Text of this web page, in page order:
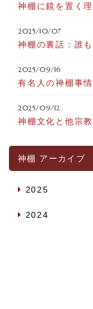
神棚に鏡を置く
2025/10/07
神棚の裏話：誰
2025/09/16
有名人の神棚事
2025/09/12
神棚文化と他宗
神棚 アーカイブ
2025
2024